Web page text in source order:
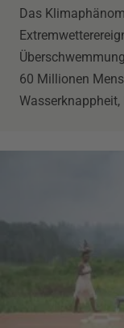
Das
60 Millionen